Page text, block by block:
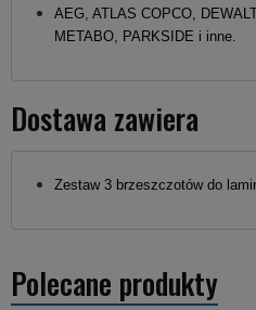
AEG, ATLAS COPCO,
METABO, PARKSIDE i inne.
Dostawa zawiera
Zestaw 3 brzeszczotów do
Polecane produkty